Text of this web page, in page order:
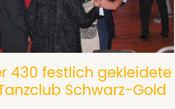
430 festlich gekleidete
Schwarz-Gold